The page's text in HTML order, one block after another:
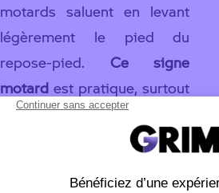
motards saluent en levant
légèrement le pied du
repose-pied. Ce signe
motard est pratique, surtout
à haute vitesse, car il
n’affecte pas la stabilité du